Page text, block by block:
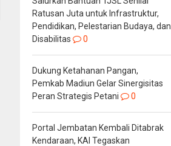
Ratusan Juta untuk Infrastruktur,
Pendidikan, Pelestarian Budaya, dan
Disabilitas
0
Dukung Ketahanan Pangan,
Pemkab Madiun Gelar Sinergisitas
Peran Strategis Petani
0
Portal Jembatan Kembali Ditabrak
Kendaraan, KAI Tegaskan